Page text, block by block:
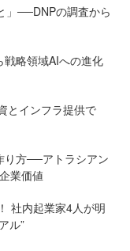
」──DNPの調査から
略領域AIへの進化
とインフラ提供で
り方──アトラシアン
業価値
社内起業家4人が明
ル”